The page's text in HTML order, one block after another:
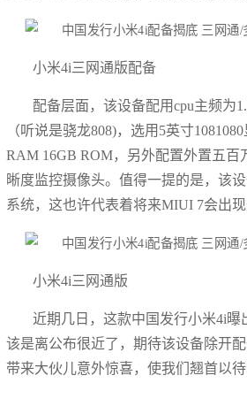
小米4i三网通版配备
配备层面，该设备配用cpu主频为
（听说是骁龙808)，选用5英寸
RAM 16GB ROM，另外配置外置五百
晰度监控摄像头。值得一提的是，该
系统，这也许代表着将来MIUI 7会出现
小米4i三网通版
近期几日，这款中国发行小米4i曝
该是离公布很近了，期待该设备除开
带来大伙儿意外惊喜，使我们翘首以待